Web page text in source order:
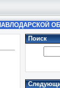
Поиск